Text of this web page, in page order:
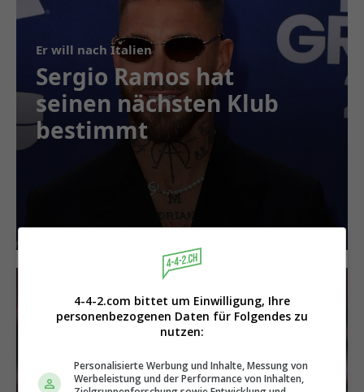
Er will nach Italien
Sergio Ramos hat
seinen nächsten Klub
bestimmt
4-4-2.com bittet um Einwilligung, Ihre
personenbezogenen Daten für Folgendes zu
nutzen:
Personalisierte Werbung und Inhalte, Messung von
Werbeleistung und der Performance von Inhalten,